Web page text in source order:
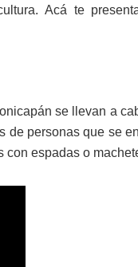
Acá te
se llevan a
personas que se
con espadas o